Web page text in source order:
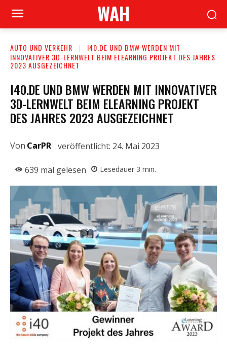
WAH
AUTO UND VERKEHR
I40.DE UND BMW WERDEN MIT
INNOVATIVER 3D-LERNWELT BEIM ELEARNING PROJEKT DES JAHRES
2023 AUSGEZEICHNET
I40.DE UND BMW WERDEN MIT INNOVATIVER
3D-LERNWELT BEIM ELEARNING PROJEKT
DES JAHRES 2023 AUSGEZEICHNET
Von CarPR veröffentlicht: 24. Mai 2023
639 mal gelesen Lesedauer 3 min.